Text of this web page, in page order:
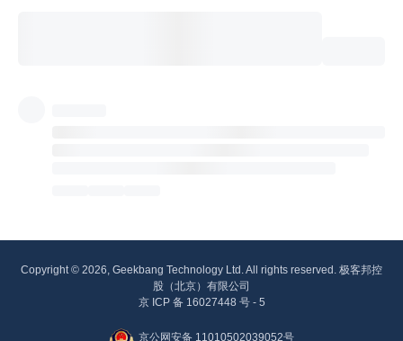
Copyright © 2026, Geekbang Technology Ltd. All rights reserved. 极客邦控
股（北京）有限公司
京 ICP 备 16027448 号 - 5
京公网安备 11010502039052号